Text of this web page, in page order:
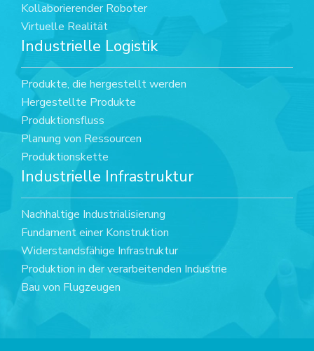
Kollaborierender Roboter
Virtuelle Realität
Industrielle Logistik
Produkte, die hergestellt werden
Hergestellte Produkte
Produktionsfluss
Planung von Ressourcen
Produktionskette
Industrielle Infrastruktur
Nachhaltige Industrialisierung
Fundament einer Konstruktion
Widerstandsfähige Infrastruktur
Produktion in der verarbeitenden Industrie
Bau von Flugzeugen